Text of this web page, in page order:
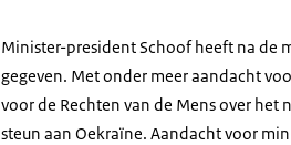
Minister-president Schoof heeft na de
gegeven. Met onder meer aandacht
voor de Rechten van de Mens over het
steun aan Oekraïne. Aandacht voor